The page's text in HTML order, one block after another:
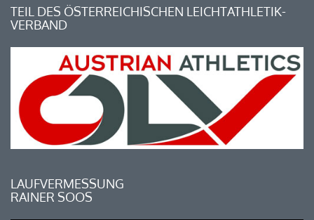
TEIL DES ÖSTERREICHISCHEN LEICHTATHLETIK-
VERBAND
LAUFVERMESSUNG
RAINER SOOS